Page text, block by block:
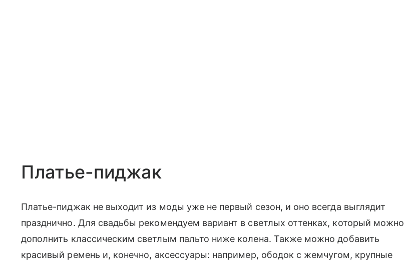
Платье-пиджак
Платье-пиджак не выходит из моды уже не первый сезон, и оно всегда выглядит
празднично. Для свадьбы рекомендуем вариант в светлых оттенках, который можно
дополнить классическим светлым пальто ниже колена. Также можно добавить
красивый ремень и, конечно, аксессуары: например, ободок с жемчугом, крупные